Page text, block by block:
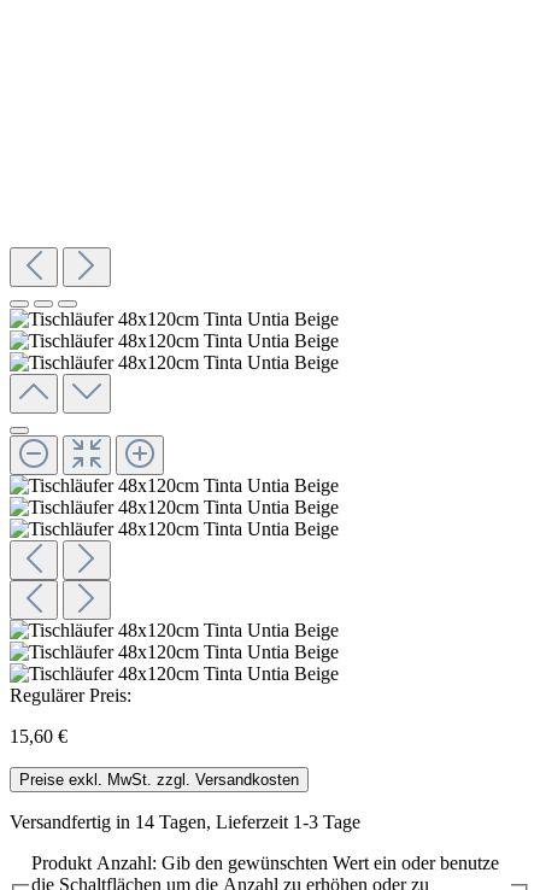
Regulärer Preis:
15,60 €
Preise exkl. MwSt. zzgl. Versandkosten
Versandfertig in 14 Tagen, Lieferzeit 1-3 Tage
Produkt Anzahl: Gib den gewünschten Wert ein oder benutze
die Schaltflächen um die Anzahl zu erhöhen oder zu